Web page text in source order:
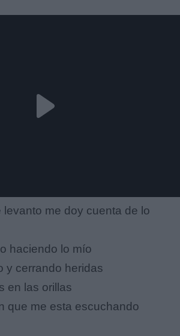
levanto me doy cuenta de lo
haciendo lo mío
y cerrando heridas
en las orillas
que me esta escuchando